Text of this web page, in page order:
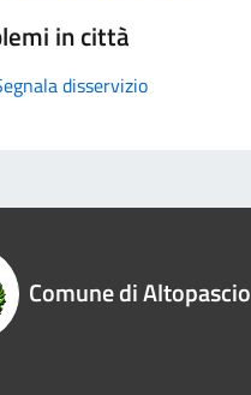
in città
disservizio
Comune di Altopascio